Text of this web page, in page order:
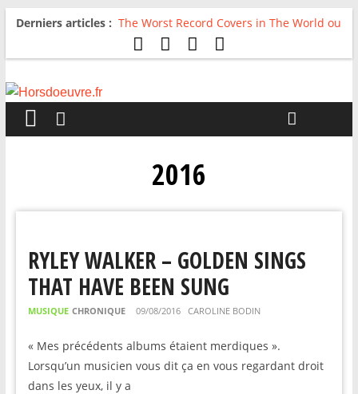
Derniers articles : The Worst Record Covers in The World ou
Comment rire du pire
Avril 2026 : C’est dans les vieux pots
For The First Time, Again : Tyler Ballgame
2016
RYLEY WALKER – GOLDEN SINGS
THAT HAVE BEEN SUNG
MUSIQUE CHRONIQUE 09/08/2016 CAROLINE BODIN
« Mes précédents albums étaient merdiques ».
Lorsqu’un musicien vous dit ça en vous regardant droit
dans les yeux, il y a